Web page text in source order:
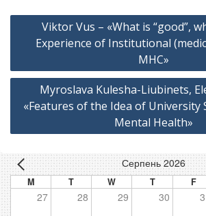
Навігація
записів
Viktor Vus – «What is “good”,
Experience of Institutional
MHC»
Myroslava Kulesha-Liubinets,
«Features of the Idea of University
Mental Health»
Серпень 2026
M T W T F
27 28 29 30